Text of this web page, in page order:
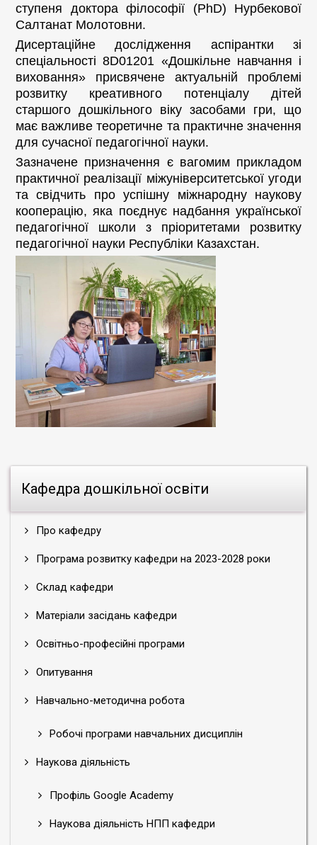
Кафедра дошкільної освіти
Про кафедру
Програма розвитку кафедри на 2023-2028 роки
Склад кафедри
Матеріали засідань кафедри
Освітньо-професійні програми
Опитування
Навчально-методична робота
Робочі програми навчальних дисциплін
Наукова діяльність
Профіль Google Academy
Наукова діяльність НПП кафедри
ступеня доктора філософії (PhD) Нурбекової
Салтанат Молотовни.
Дисертаційне дослідження аспірантки зі
спеціальності 8D01201 «Дошкільне навчання і
виховання» присвячене актуальній проблемі
розвитку креативного потенціалу дітей
старшого дошкільного віку засобами гри, що
має важливе теоретичне та практичне значення
для сучасної педагогічної науки.
Зазначене призначення є вагомим прикладом
практичної реалізації міжуніверситетської угоди
та свідчить про успішну міжнародну наукову
кооперацію, яка поєднує надбання української
педагогічної школи з пріоритетами розвитку
педагогічної науки Республіки Казахстан.